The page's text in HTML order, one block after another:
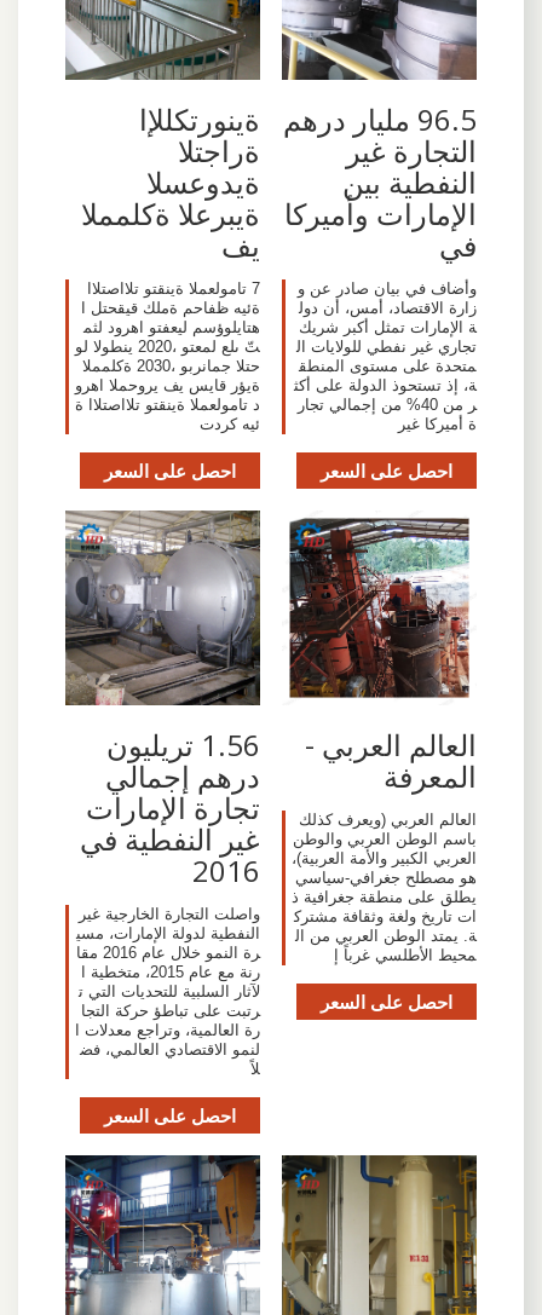
96.5 مليار درهم
التجارة غير
النفطية بين
الإمارات وأميركا
في
وأضاف في بيان صادر عن و
زارة الاقتصاد، أمس، أن دول
ة الإمارات تمثل أكبر شريك
تجاري غير نفطي للولايات ال
متحدة على مستوى المنطق
ة، إذ تستحوذ الدولة على أكث
ر من 40% من إجمالي تجار
ة أميركا غير
احصل على السعر
ةينورتكللإا
ةراجتلا
ةيدوعسلا
ةيبرعلا ةكلمملا
يف
7 تامولعملا ةينقتو تلااصتلاا
ةئيه ظفاحم ةملك قيقحتل ا
هتايلوؤسم ليعفتو اهرود لثم
تّ ىلع لمعتو ،2020 ينطولا لو
حتلا جمانربو ،2030 ةكلمملا
ةيؤر قايس يف يروحملا اهرو
د تامولعملا ةينقتو تلااصتلاا ة
ئيه كردت
احصل على السعر
العالم العربي -
المعرفة
العالم العربي (ويعرف كذلك
باسم الوطن العربي والوطن
العربي الكبير والأمة العربية)،
هو مصطلح جغرافي-سياسي
يطلق على منطقة جغرافية ذ
ات تاريخ ولغة وثقافة مشترك
ة. يمتد الوطن العربي من ال
محيط الأطلسي غرباً إ
احصل على السعر
1.56 تريليون
درهم إجمالي
تجارة الإمارات
غير النفطية في
2016
واصلت التجارة الخارجية غير
النفطية لدولة الإمارات، مسي
رة النمو خلال عام 2016 مقا
رنة مع عام 2015، متخطية ا
لآثار السلبية للتحديات التي ت
رتبت على تباطؤ حركة التجا
رة العالمية، وتراجع معدلات ا
لنمو الاقتصادي العالمي، فض
لاً
احصل على السعر